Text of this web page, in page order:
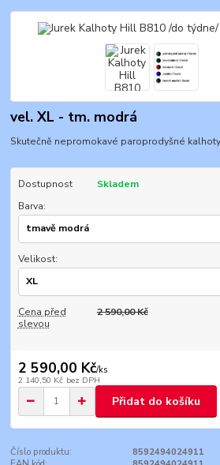
vel. XL - tm. modrá
Skutečně nepromokavé paroprodyšné kalhoty
Dostupnost
Skladem
Barva:
Velikost:
Cena před
slevou
2 590,00 Kč
2 590,00 Kč/ks
2 140,50 Kč bez DPH
Přidat do košíku
Číslo produktu:
8592494024911